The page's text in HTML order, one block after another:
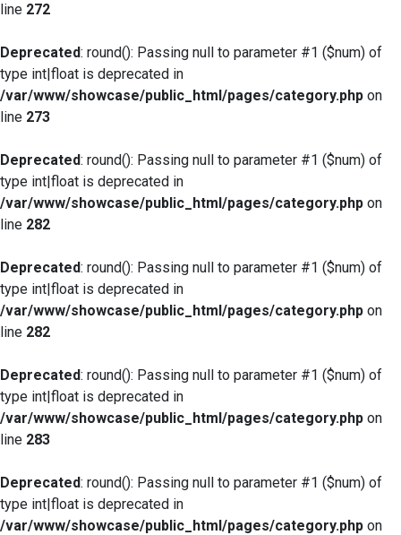
line 272
Deprecated: round(): Passing null to parameter #1 ($num) of
type int|float is deprecated in
/var/www/showcase/public_html/pages/category.php on
line 273
Deprecated: round(): Passing null to parameter #1 ($num) of
type int|float is deprecated in
/var/www/showcase/public_html/pages/category.php on
line 282
Deprecated: round(): Passing null to parameter #1 ($num) of
type int|float is deprecated in
/var/www/showcase/public_html/pages/category.php on
line 282
Deprecated: round(): Passing null to parameter #1 ($num) of
type int|float is deprecated in
/var/www/showcase/public_html/pages/category.php on
line 283
Deprecated: round(): Passing null to parameter #1 ($num) of
type int|float is deprecated in
/var/www/showcase/public_html/pages/category.php on